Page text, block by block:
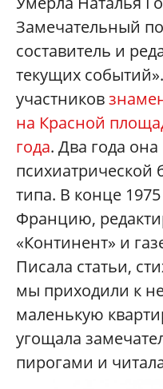
Замечательный
составитель и
текущих
участников
на Красной
года. Два года
типа. В конце
Францию,
«Континент» и
Писала статьи,
мы приходили к
маленькую
угощала
пирогами и